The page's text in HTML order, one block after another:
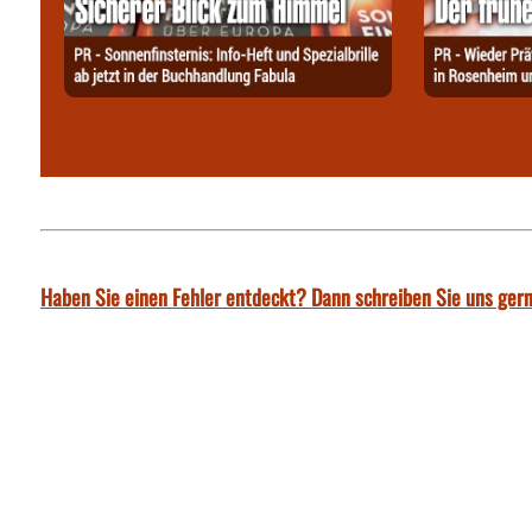
Haben Sie einen Fehler entdeckt? Dann schreiben Sie uns